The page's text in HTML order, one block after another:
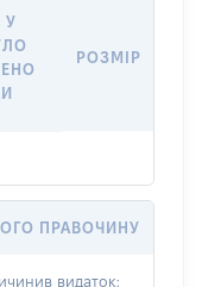
У
РОЗМІР
ПРАВОЧИНУ
видаток: